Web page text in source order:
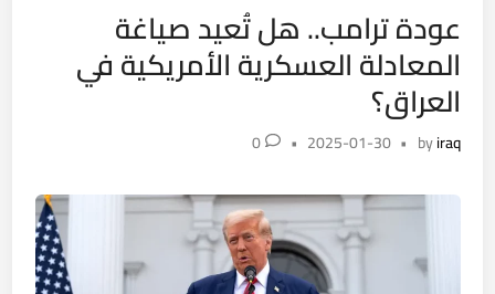
عودة ترامب.. هل تُعيد صياغة
المعادلة العسكرية الأمريكية في
العراق؟
byiraq
•
2025-01-30
•
0